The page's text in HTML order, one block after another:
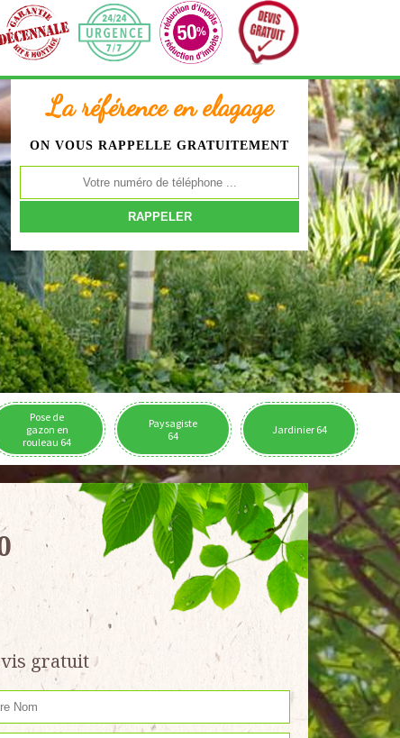
La référence en elagage
ON VOUS RAPPELLE GRATUITEMENT
Pose de
gazon en
rouleau 64
Paysagiste
64
Jardinier 64
gratuit